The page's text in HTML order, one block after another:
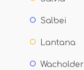
Salbei
Lantana
Wacholder